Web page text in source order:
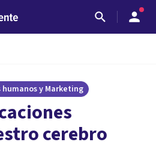
humanos y Marketing
cerebro